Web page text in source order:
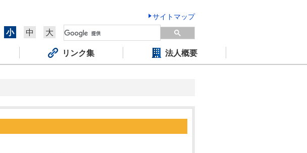
サイトマップ
小 中 大
リンク集 法人概要